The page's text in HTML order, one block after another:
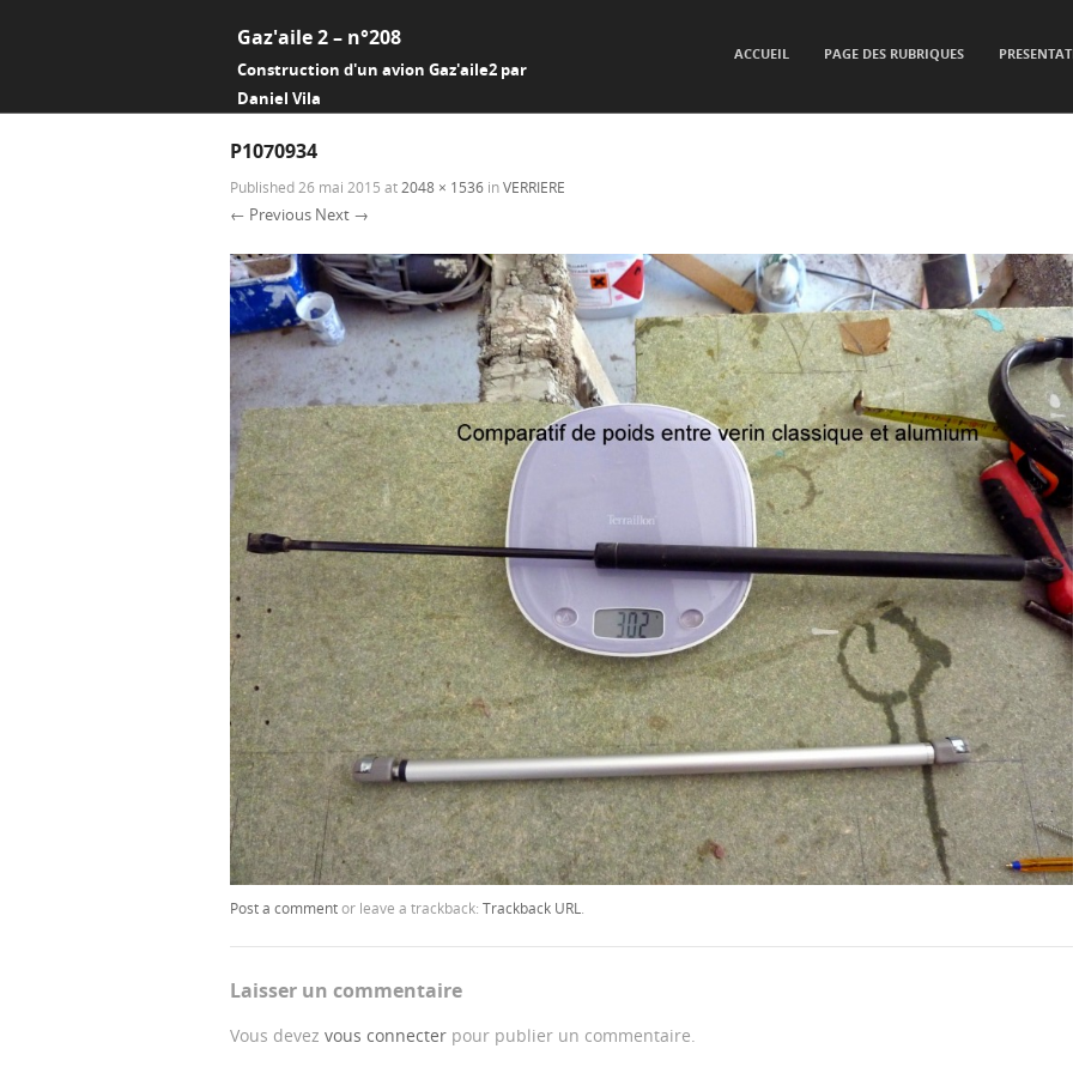
Gaz'aile 2 – n°208
Construction d'un avion Gaz'aile2 par
Daniel Vila
ACCUEIL PAGE DES RUBRIQUES
P1070934
Published 26 mai 2015 at 2048 × 1536 inVERRIERE
← Previous Next →
Post a commentor leave a trackback: Trackback URL.
Laisser un commentaire
Vous devez vous connecter pour publier un commentaire.